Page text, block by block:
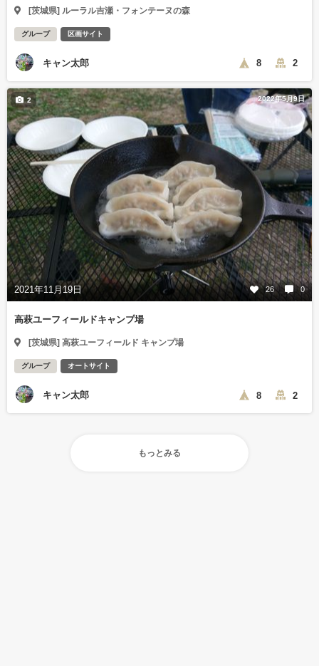
[茨城県] ルーラル吉瀬・フォンテーヌの森
グループ 区画サイト
キャン太郎 8 2
2022年5月9日
2021年11月19日 26 0
2
高萩ユーフィールドキャンプ場
[茨城県] 高萩ユーフィールド キャンプ場
グループ オートサイト
キャン太郎 8 2
もっとみる